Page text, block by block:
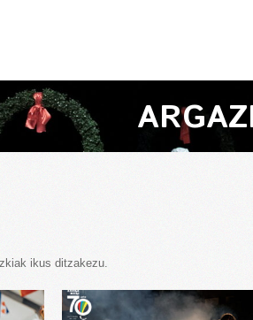
ikus ditzakezu.